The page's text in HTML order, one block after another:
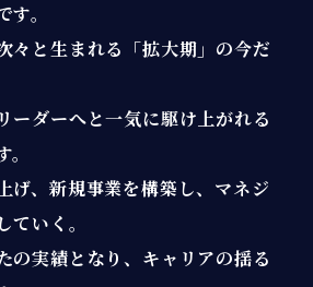
。
々と生まれる「拡大期」の今だ
ーダーへと一気に駆け上がれる
げ、新規事業を構築し、マネジ
いく。
の実績となり、キャリアの揺る